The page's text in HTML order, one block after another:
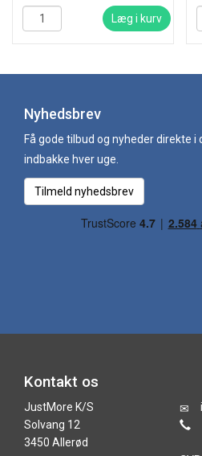
Læg i kurv
Nyhedsbrev
Få gode tilbud og nyheder direkte i
indbakke hver uge.
Tilmeld nyhedsbrev
Kontakt os
JustMore K/S
Solvang 12
3450 Allerød